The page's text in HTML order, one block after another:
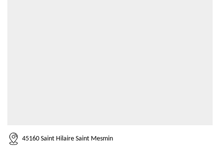
45160 Saint Hilaire Saint Mesmin